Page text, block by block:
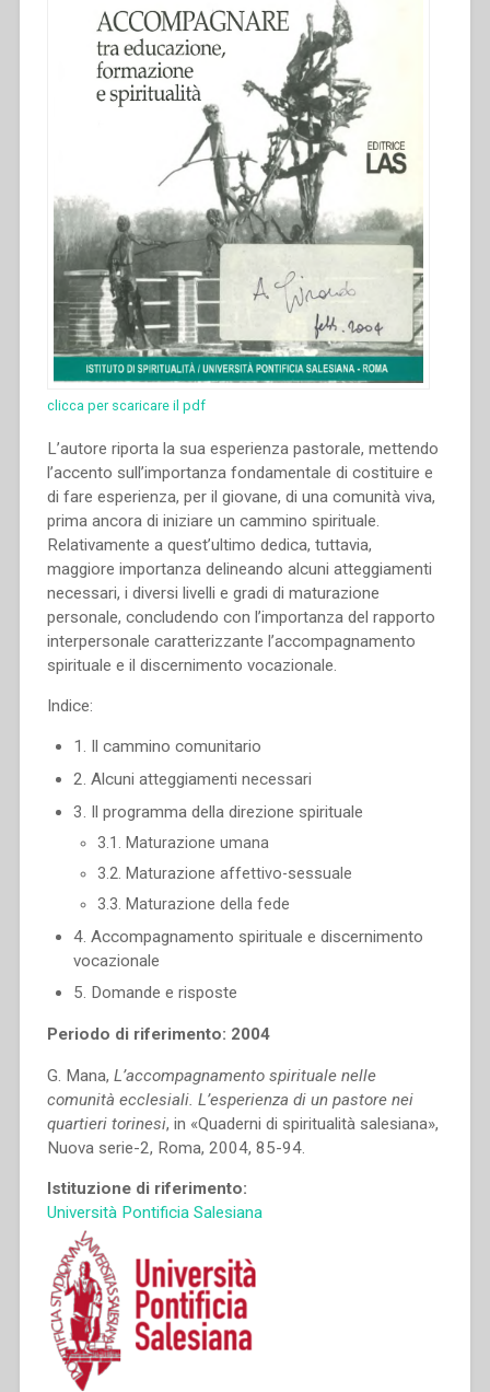
clicca per scaricare il pdf
L’autore riporta la sua esperienza pastorale, mettendo
l’accento sull’importanza fondamentale di costituire e
di fare esperienza, per il giovane, di una comunità viva,
prima ancora di iniziare un cammino spirituale.
Relativamente a quest’ultimo dedica, tuttavia,
maggiore importanza delineando alcuni atteggiamenti
necessari, i diversi livelli e gradi di maturazione
personale, concludendo con l’importanza del rapporto
interpersonale caratterizzante l’accompagnamento
spirituale e il discernimento vocazionale.
Indice:
1. Il cammino comunitario
2. Alcuni atteggiamenti necessari
3. Il programma della direzione spirituale
3.1. Maturazione umana
3.2. Maturazione affettivo-sessuale
3.3. Maturazione della fede
4. Accompagnamento spirituale e discernimento
vocazionale
5. Domande e risposte
Periodo di riferimento: 2004
G. Mana, L’accompagnamento spirituale nelle
comunità ecclesiali. L’esperienza di un pastore nei
quartieri torinesi, in «Quaderni di spiritualità salesiana»,
Nuova serie-2, Roma, 2004, 85-94.
Istituzione di riferimento:
Università Pontificia Salesiana